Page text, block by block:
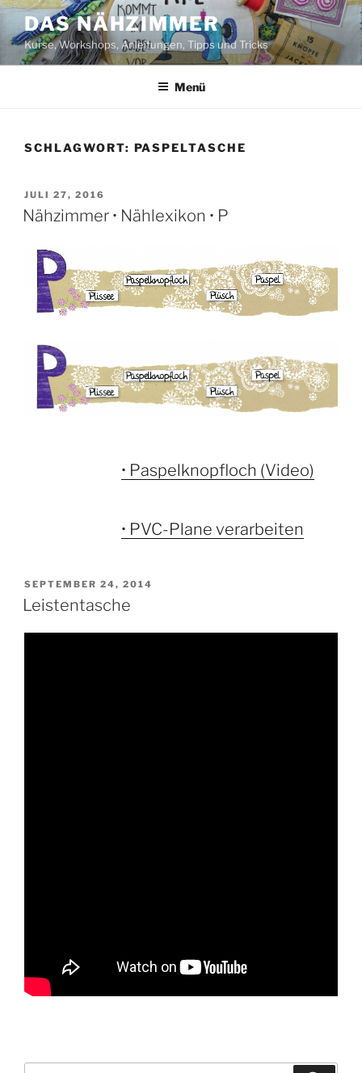
Zum
Inhalt
springen
DAS NÄHZIMMER
Kurse, Workshops, Anleitungen, Tipps und Tricks
Menü
SCHLAGWORT: PASPELTASCHE
VERÖFFENTLICHT
AM
JULI 27, 2016
Nähzimmer • Nählexikon • P
• Paspelknopfloch (Video)
• PVC-Plane verarbeiten
VERÖFFENTLICHT
AM
SEPTEMBER 24, 2014
Leistentasche